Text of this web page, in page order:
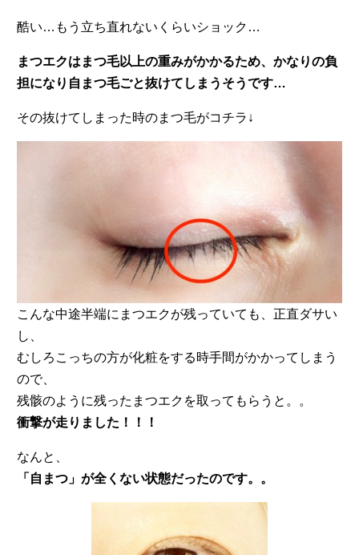
酷い…もう立ち直れないくらいショック…
まつエクはまつ毛以上の重みがかかるため、かなりの負
担になり自まつ毛ごと抜けてしまうそうです…
その抜けてしまった時のまつ毛がコチラ↓
こんな中途半端にまつエクが残っていても、正直ダサい
し、
むしろこっちの方が化粧をする時手間がかかってしまう
ので、
残骸のように残ったまつエクを取ってもらうと。。
衝撃が走りました！！！
なんと、
「自まつ」が全くない状態だったのです。。